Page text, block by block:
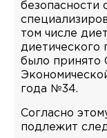
безопасности
том числе
диетического
было принято
года №34.
Согласно
подлежит